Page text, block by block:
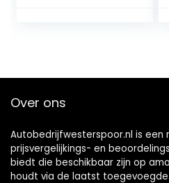
Over ons
Autobedrijfwesterspoor.nl is een
prijsvergelijkings- en
biedt die beschikbaar zijn op
houdt via de laatst